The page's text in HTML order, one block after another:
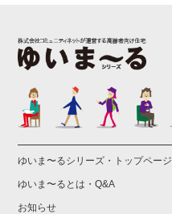
ゆいま〜るシリーズ・トップページ
ゆいま〜るとは・Q&A
お知らせ